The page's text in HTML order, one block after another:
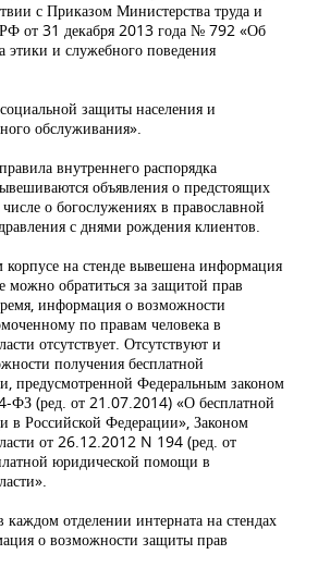
с Приказом Министерства труда и
от 31 декабря 2013 года № 792 «Об
этики и служебного поведения
защиты населения и
обслуживания».
внутреннего распорядка
объявления о предстоящих
о богослужениях в православной
с днями рождения клиентов.
на стенде вывешена информация
можно обратиться за защитой прав
информация о возможности
по правам человека в
отсутствует. Отсутствуют и
получения бесплатной
предусмотренной Федеральным законом
ФЗ (ред. от 21.07.2014) «О бесплатной
в Российской Федерации», Законом
от 26.12.2012 N 194 (ред. от
юридической помощи в
каждом отделении интерната на стендах
о возможности защиты прав